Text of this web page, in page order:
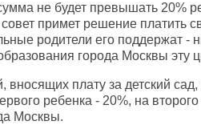
не будет превышать 20%
примет решение платить
родители его поддержат -
города Москвы эту
вносящих плату за детский
ребенка - 20%, на
Москвы.